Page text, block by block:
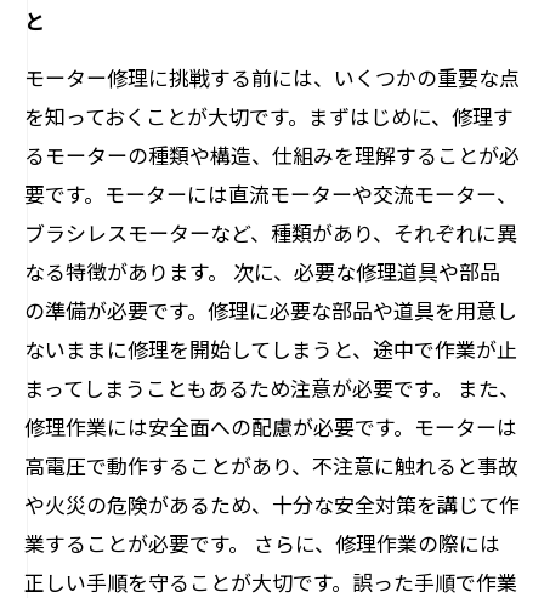
と
モーター修理に挑戦する前には、いくつかの重要な点
を知っておくことが大切です。まずはじめに、修理す
るモーターの種類や構造、仕組みを理解することが必
要です。モーターには直流モーターや交流モーター、
ブラシレスモーターなど、種類があり、それぞれに異
なる特徴があります。 次に、必要な修理道具や部品
の準備が必要です。修理に必要な部品や道具を用意し
ないままに修理を開始してしまうと、途中で作業が止
まってしまうこともあるため注意が必要です。 また、
修理作業には安全面への配慮が必要です。モーターは
高電圧で動作することがあり、不注意に触れると事故
や火災の危険があるため、十分な安全対策を講じて作
業することが必要です。 さらに、修理作業の際には
正しい手順を守ることが大切です。誤った手順で作業